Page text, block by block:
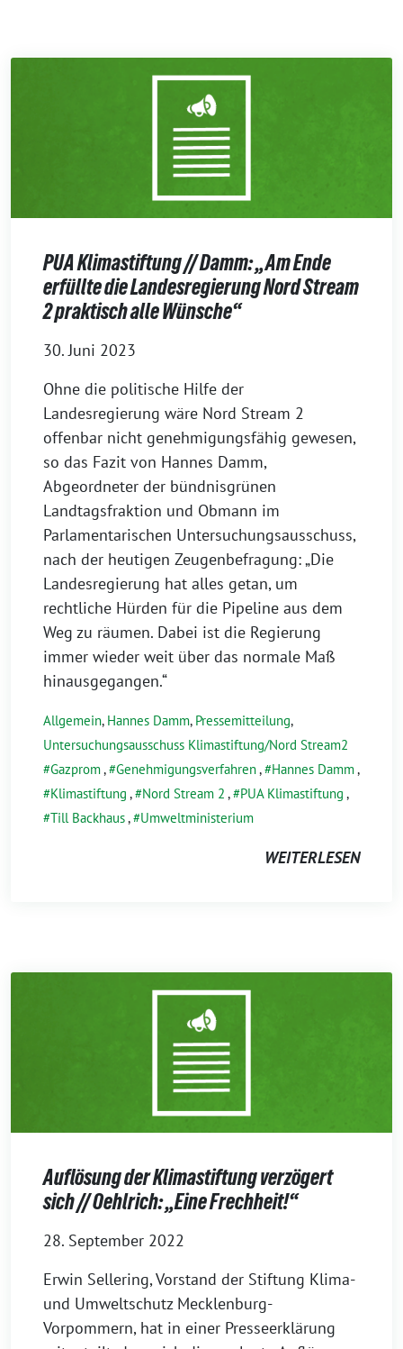
PUA Klimastiftung // Damm: „Am Ende
erfüllte die Landesregierung Nord Stream
2 praktisch alle Wünsche“
30. Juni 2023
Ohne die politische Hilfe der
Landesregierung wäre Nord Stream 2
offenbar nicht genehmigungsfähig gewesen,
so das Fazit von Hannes Damm,
Abgeordneter der bündnisgrünen
Landtagsfraktion und Obmann im
Parlamentarischen Untersuchungsausschuss,
nach der heutigen Zeugenbefragung: „Die
Landesregierung hat alles getan, um
rechtliche Hürden für die Pipeline aus dem
Weg zu räumen. Dabei ist die Regierung
immer wieder weit über das normale Maß
hinausgegangen.“
Allgemein, Hannes Damm, Pressemitteilung,
Untersuchungsausschuss Klimastiftung/Nord Stream2
Gazprom, Genehmigungsverfahren, Hannes Damm,
Klimastiftung , Nord Stream 2 , PUA Klimastiftung ,
Till Backhaus, Umweltministerium
WEITERLESEN
Auflösung der Klimastiftung verzögert
sich // Oehlrich: „Eine Frechheit!“
28. September 2022
Erwin Sellering, Vorstand der Stiftung Klima-
und Umweltschutz Mecklenburg-
Vorpommern, hat in einer Presseerklärung